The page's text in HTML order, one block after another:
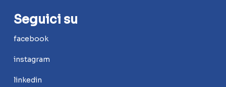
Seguici su
facebook
instagram
linkedin